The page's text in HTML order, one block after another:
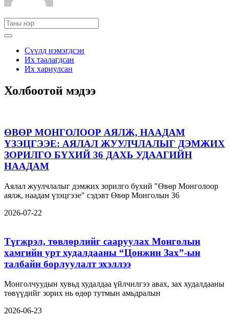
Сүүлд нэмэгдсэн
Их таалагдсан
Их хариулсан
Холбоотой мэдээ
ӨВӨР МОНГОЛООР АЯЛЖ, НААДАМ
ҮЗЭЦГЭЭЕ: АЯЛАЛ ЖУУЛЧЛАЛЫГ ДЭМЖИХ
ЗОРИЛГО БҮХИЙ 36 ДАХЬ УДААГИЙН
НААДАМ
Аялал жуулчлалыг дэмжих зорилго бүхий "Өвөр Монголоор
аялж, наадам үзэцгээе" сэдэвт Өвөр Монголын 36
2026-07-22
Түгжрэл, төвлөрлийг сааруулах Монголын
хамгийн урт худалдааны “Цонжин Зах”-ын
талбайн борлуулалт эхэллээ
Монголчуудын хувьд худалдаа үйлчилгээ авах, зах худалдааны
төвүүдийг зорих нь өдөр тутмын амьдралын
2026-06-23